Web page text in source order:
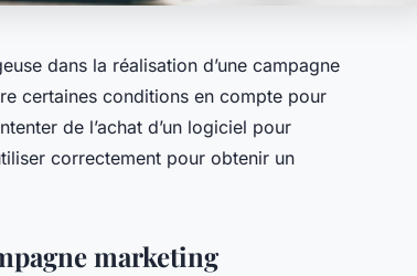
dans la réalisation d’une campagne
certaines conditions en compte pour
de l’achat d’un logiciel pour
correctement pour obtenir un
marketing